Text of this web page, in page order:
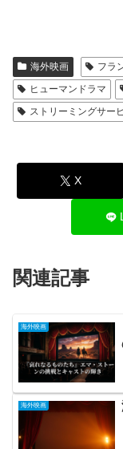
海外映画 フラ
ヒューマンドラマ
ストリーミングサー
X
関連記事
海外映画
海外映画